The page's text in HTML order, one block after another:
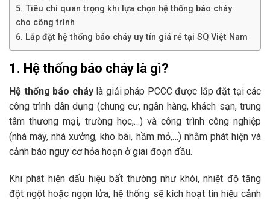
5. Tiêu chí quan trọng khi lựa chọn hệ thống báo cháy
cho công trình
6. Lắp đặt hệ thống báo cháy uy tín giá rẻ tại SQ Việt Nam
1. Hệ thống báo cháy là gì?
Hệ thống báo cháylà giải pháp PCCC được lắp đặt tại các
công trình dân dụng (chung cư, ngân hàng, khách sạn, trung
tâm thương mại, trường học,…) và công trình công nghiệp
(nhà máy, nhà xưởng, kho bãi, hầm mỏ,…) nhằm phát hiện và
cảnh báo nguy cơ hỏa hoạn ở giai đoạn đầu.
Khi phát hiện dấu hiệu bất thường như khói, nhiệt độ tăng
đột ngột hoặc ngọn lửa, hệ thống sẽ kích hoạt tín hiệu cảnh